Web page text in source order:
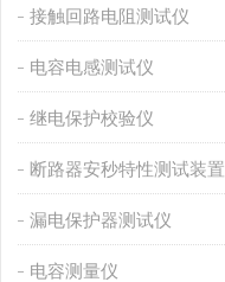
接触回路电阻测试仪
电容电感测试仪
继电保护校验仪
断路器安秒特性测试装置
漏电保护器测试仪
电容测量仪